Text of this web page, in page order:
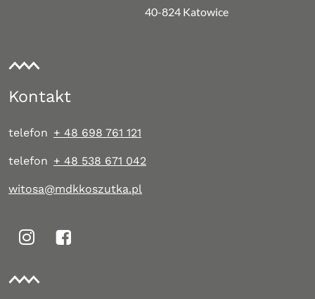
40-824 Katowice
Kontakt
telefon + 48 698 761 121
telefon + 48 538 671 042
e-mail
witosa@mdkkoszutka.pl
ikona
Instagram
ikona
Facebook